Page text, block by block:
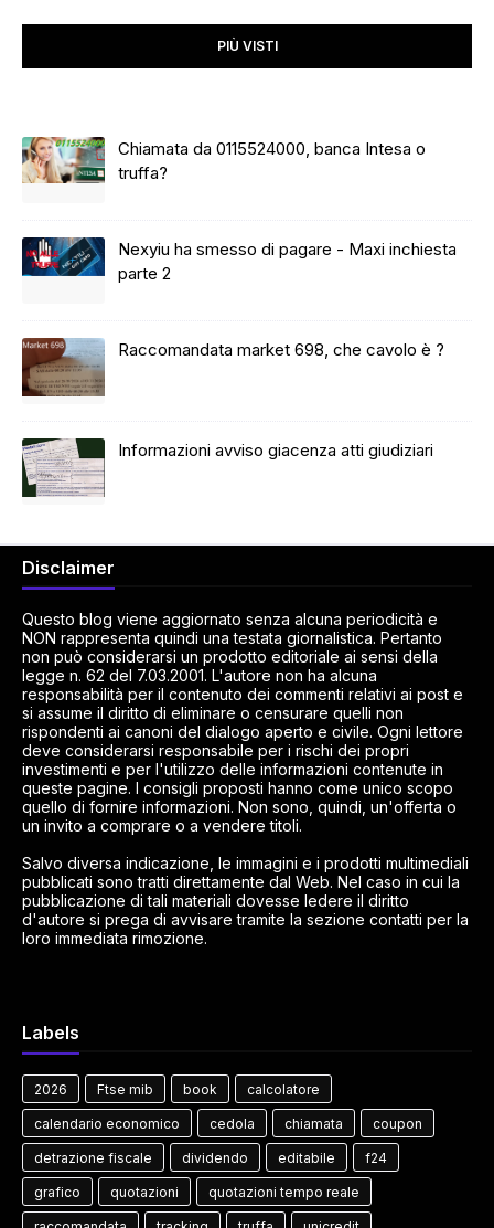
PIÙ VISTI
Chiamata da 0115524000, banca Intesa o
truffa?
Nexyiu ha smesso di pagare - Maxi inchiesta
parte 2
Raccomandata market 698, che cavolo è ?
Informazioni avviso giacenza atti giudiziari
Disclaimer
Questo blog viene aggiornato senza alcuna periodicità e
NON rappresenta quindi una testata giornalistica. Pertanto
non può considerarsi un prodotto editoriale ai sensi della
legge n. 62 del 7.03.2001. L'autore non ha alcuna
responsabilità per il contenuto dei commenti relativi ai post e
si assume il diritto di eliminare o censurare quelli non
rispondenti ai canoni del dialogo aperto e civile. Ogni lettore
deve considerarsi responsabile per i rischi dei propri
investimenti e per l'utilizzo delle informazioni contenute in
queste pagine. I consigli proposti hanno come unico scopo
quello di fornire informazioni. Non sono, quindi, un'offerta o
un invito a comprare o a vendere titoli.
Salvo diversa indicazione, le immagini e i prodotti multimediali
pubblicati sono tratti direttamente dal Web. Nel caso in cui la
pubblicazione di tali materiali dovesse ledere il diritto
d'autore si prega di avvisare tramite la sezione contatti per la
loro immediata rimozione.
Labels
2026 Ftse mib book calcolatore
calendario economico cedola chiamata coupon
detrazione fiscale dividendo editabile f24
grafico quotazioni quotazioni tempo reale